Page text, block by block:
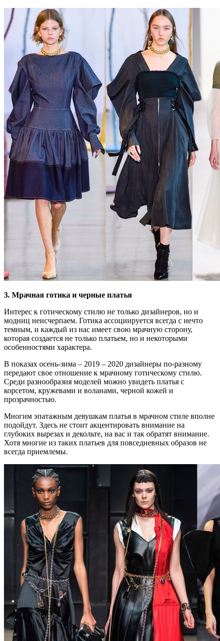
3. Мрачная готика и черные платья
Интерес к готическому стилю не только дизайнеров, но и
модниц неисчерпаем. Готика ассоциируется всегда с нечто
темным, и каждый из нас имеет свою мрачную сторону,
которая создается не только платьем, но и некоторыми
особенностями характера.
В показах осень-зима – 2019 – 2020 дизайнеры по-разному
передают свое отношение к мрачному готическому стилю.
Среди разнообразия моделей можно увидеть платья с
корсетом, кружевами и воланами, черной кожей и
прозрачностью.
Многим эпатажным девушкам платья в мрачном стиле вполне
подойдут. Здесь не стоит акцентировать внимание на
глубоких вырезах и декольте, на вас и так обратят внимание.
Хотя многие из таких платьев для повседневных образов не
всегда приемлемы.